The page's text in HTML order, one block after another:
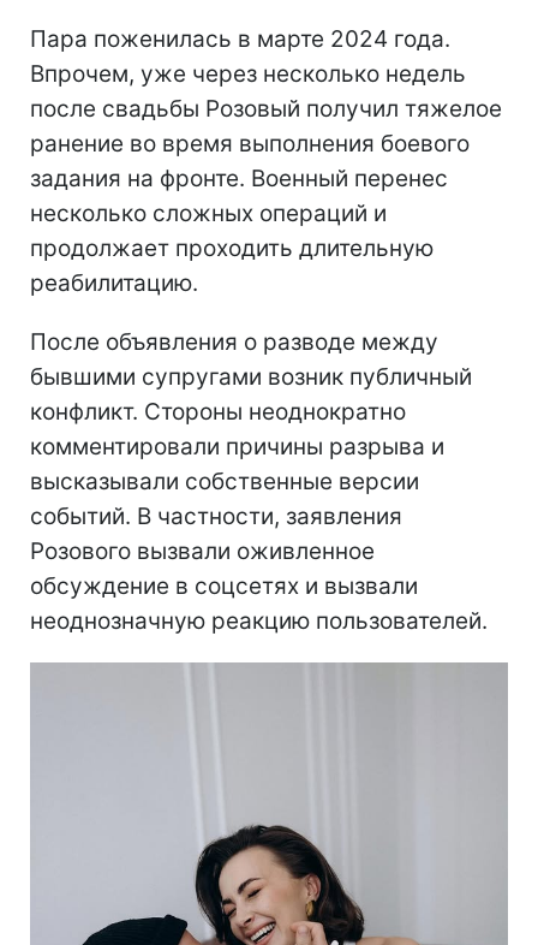
Пара поженилась в марте 2024 года.
Впрочем, уже через несколько недель
после свадьбы Розовый получил тяжелое
ранение во время выполнения боевого
задания на фронте. Военный перенес
несколько сложных операций и
продолжает проходить длительную
реабилитацию.
После объявления о разводе между
бывшими супругами возник публичный
конфликт. Стороны неоднократно
комментировали причины разрыва и
высказывали собственные версии
событий. В частности, заявления
Розового вызвали оживленное
обсуждение в соцсетях и вызвали
неоднозначную реакцию пользователей.